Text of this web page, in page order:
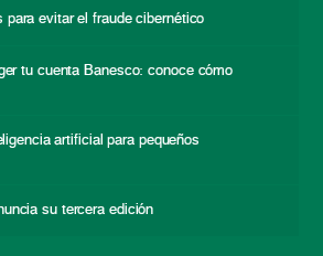
para evitar el fraude cibernético
tu cuenta Banesco: conoce cómo
artificial para pequeños
su tercera edición